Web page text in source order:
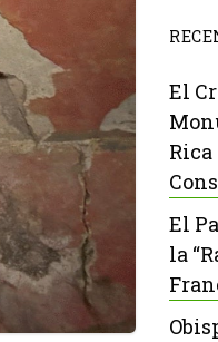
El
El
la